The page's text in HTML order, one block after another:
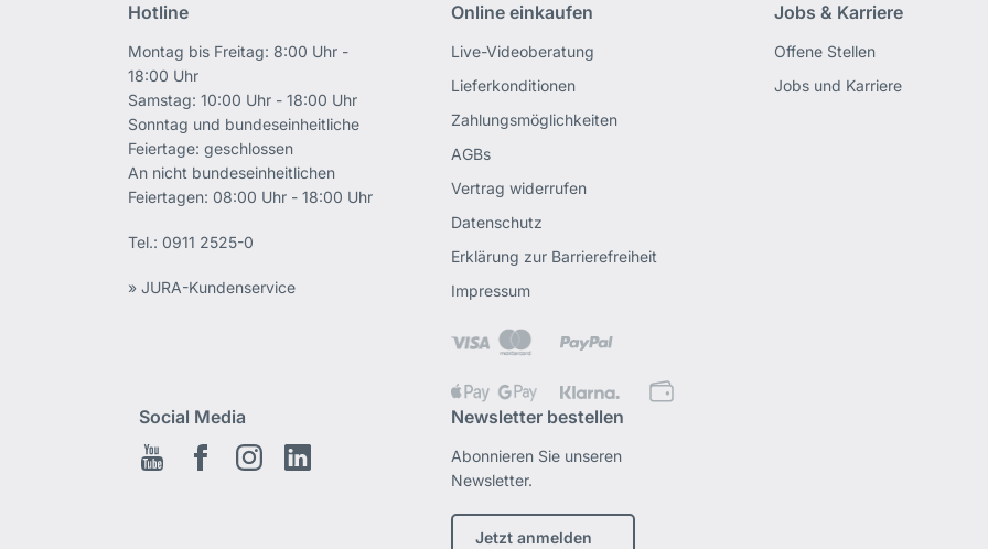
Hotline
Montag bis Freitag: 8:00 Uhr -
18:00 Uhr
Samstag: 10:00 Uhr - 18:00 Uhr
Sonntag und bundeseinheitliche
Feiertage: geschlossen
An nicht bundeseinheitlichen
Feiertagen: 08:00 Uhr - 18:00 Uhr
Tel.: 0911 2525-0
» JURA-Kundenservice
Online einkaufen
Live-Videoberatung
Lieferkonditionen
Zahlungsmöglichkeiten
AGBs
Vertrag widerrufen
Datenschutz
Erklärung zur Barrierefreiheit
Impressum
Jobs & Karriere
Offene Stellen
Jobs und Karriere
Social Media
Youtube FacebookInstagram
Newsletter bestellen
Abonnieren Sie unseren
Newsletter.
Jetzt anmelden